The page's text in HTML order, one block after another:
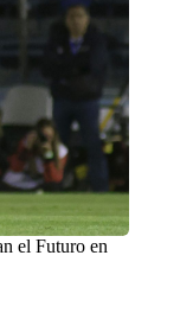
el Futuro en